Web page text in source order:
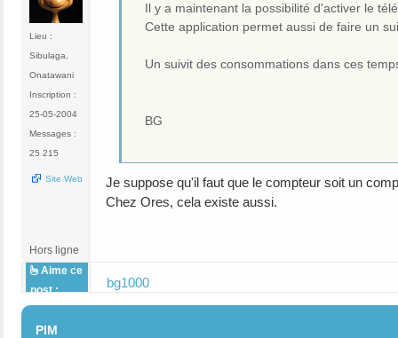
Lieu :
Sibulaga,
Onatawani
Inscription :
25-05-2004
Messages :
25 215
Site Web
Il y a maintenant la possibilité d'activer le
Cette application permet aussi de faire un
Un suivit des consommations dans ces
BG
Je suppose qu'il faut que le compteur soit un
Chez Ores, cela existe aussi.
Hors ligne
Aime ce
post :
bg1000
PIM